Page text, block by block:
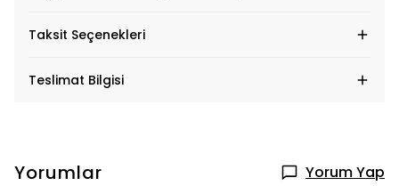
Taksit Seçenekleri
Teslimat Bilgisi
Yorumlar Yorum Yap